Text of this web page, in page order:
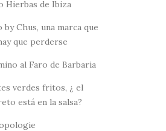
Hierbas de Ibiza
by Chus, una marca que
que perderse
al Faro de Barbaria
verdes fritos, ¿ el
está en la salsa?